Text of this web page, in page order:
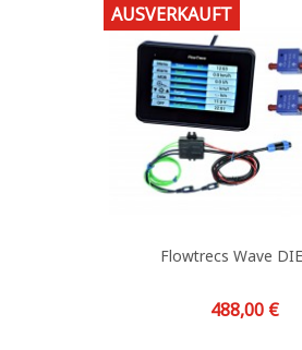
Flowtrecs Wave
Preis
488,00 €
AUSVERKAUFT